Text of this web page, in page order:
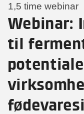
1,5 time webinar
Webinar:
til